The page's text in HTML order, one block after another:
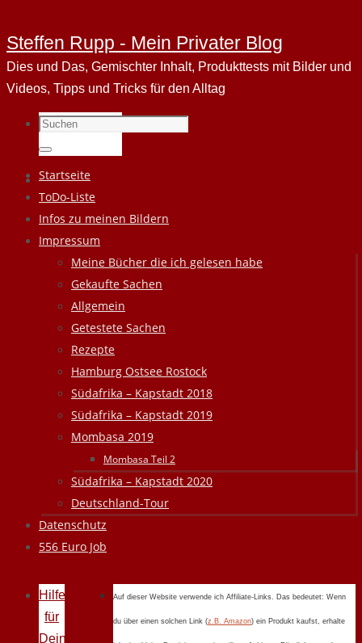
Steffen Rupp - Mein Privater Blog
Dies und Das, Gemischter Inhalt, Produkttests mit Bilder und
Videos, Tipps und Tricks für den Alltag
Suchen
nach:
Suchen
Zum
Inhalt
springen
Startseite
ToDo-Liste
Infos zu meinen Bildern
Impressum
Meine Bücher die ich gelesen habe
Gekaufte Sachen
Allgemein
Getestete Sachen
Rezepte
Hamburg Ostsee Rostock
Südafrika – Kapstadt 2018
Südafrika – Kapstadt 2019
Mombasa 2019
Mombasa Teil 2
Südafrika – Kapstadt 2020
Deutschland-Tour
Datenschutz
556 Euro Job
Hilfe
für
Deine
Auf dieser Website verwende ich Affiliate-Links. Das bedeutet: Wenn
du über einen solchen Link (z.B. Amazon) ein Produkt kaufst, erhalte